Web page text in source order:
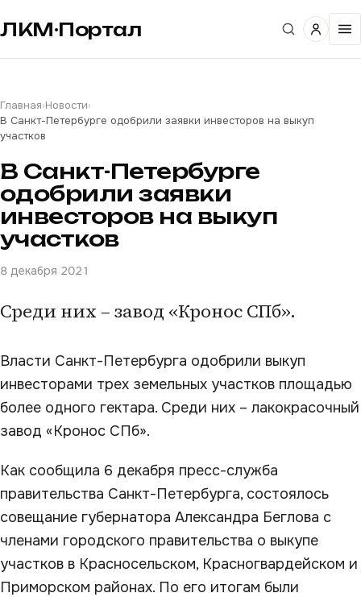
ЛКМ·Портал
Главная›Новости›
В Санкт-Петербурге одобрили заявки инвесторов на выкуп
участков
В Санкт-Петербурге
одобрили заявки
инвесторов на выкуп
участков
8 декабря 2021
Среди них – завод «Кронос СПб».
Власти Санкт-Петербурга одобрили выкуп
инвесторами трех земельных участков площадью
более одного гектара. Среди них – лакокрасочный
завод «Кронос СПб».
Как сообщила 6 декабря пресс-служба
правительства Санкт-Петербурга, состоялось
совещание губернатора Александра Беглова с
членами городского правительства о выкупе
участков в Красносельском, Красногвардейском и
Приморском районах. По его итогам были